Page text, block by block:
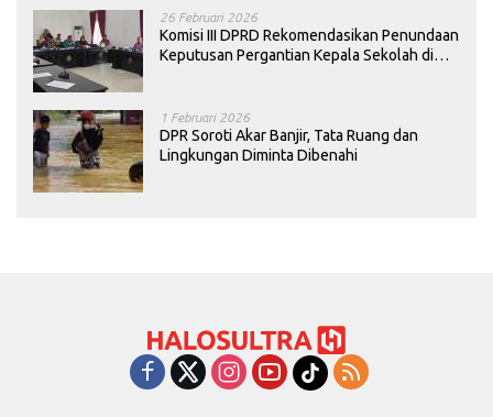
26 Februari 2026
Komisi III DPRD Rekomendasikan Penundaan
Keputusan Pergantian Kepala Sekolah di
1 Februari 2026
DPR Soroti Akar Banjir, Tata Ruang dan
Lingkungan Diminta Dibenahi